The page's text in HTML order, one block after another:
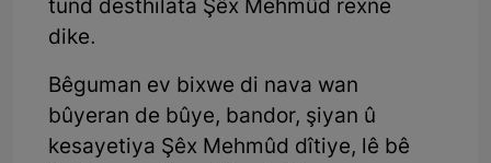
tund desthilata Şêx Mehmûd rexne
dike.
Bêguman ev bixwe di nava wan
bûyeran de bûye, bandor, şiyan û
kesayetiya Şêx Mehmûd dîtiye, lê bê